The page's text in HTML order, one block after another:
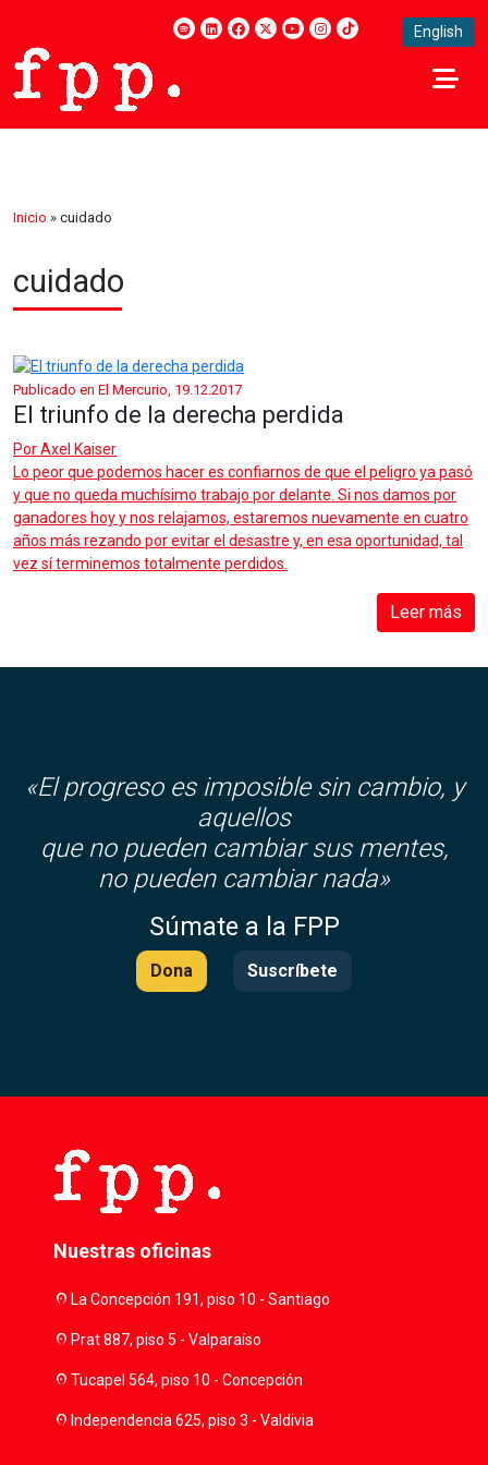
English
Inicio » cuidado
cuidado
Publicado en El Mercurio, 19.12.2017
El triunfo de la derecha perdida
PorAxel Kaiser
Lo peor que podemos hacer es confiarnos de que el peligro ya pasó
y que no queda muchísimo trabajo por delante. Si nos damos por
ganadores hoy y nos relajamos, estaremos nuevamente en cuatro
años más rezando por evitar el desastre y, en esa oportunidad, tal
vez sí terminemos totalmente perdidos.
Leer más
«El progreso es imposible sin cambio, y
aquellos
que no pueden cambiar sus mentes,
no pueden cambiar nada»
Súmate a la FPP
Dona Suscríbete
Nuestras oficinas
location_onLa Concepción 191, piso 10 - Santiago
location_onPrat 887, piso 5 - Valparaíso
location_onTucapel 564, piso 10 - Concepción
location_onIndependencia 625, piso 3 - Valdivia